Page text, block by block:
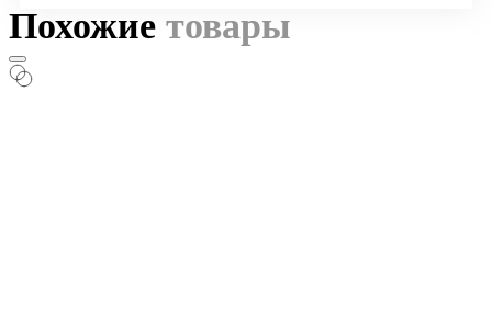
Похожие товары